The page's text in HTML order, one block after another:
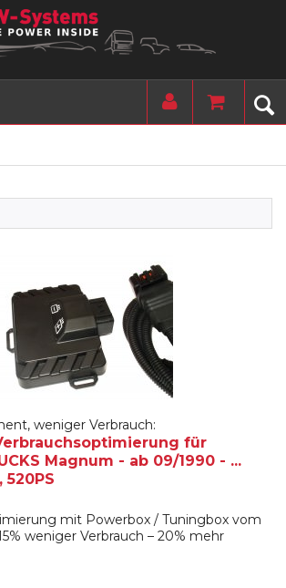
weniger Verbrauch:
für
Magnum - ab 09/1990 - ...
520PS
mit Powerbox / Tuningbox vom
weniger Verbrauch – 20% mehr